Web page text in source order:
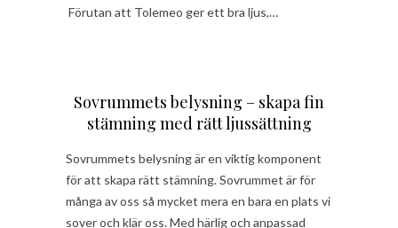
Förutan att Tolemeo ger ett bra ljus,…
Sovrummets belysning – skapa fin
stämning med rätt ljussättning
Sovrummets belysning är en viktig komponent
för att skapa rätt stämning. Sovrummet är för
många av oss så mycket mera en bara en plats vi
sover och klär oss. Med härlig och anpassad